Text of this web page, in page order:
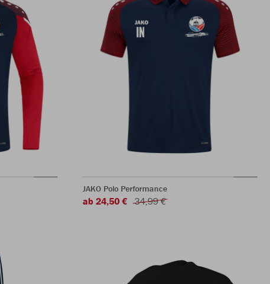
JAKO Polo Performance
ab 24,50 € 34,99 €